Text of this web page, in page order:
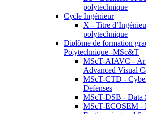
polytechnique
Cycle Ingénieur
X - Titre
polytechnique
Diplôme de formation
Polytechnique -MSc&T
MScT-AIAVC -
Advanced Visual
MScT-CTD -
Defenses
MScT-DSB - Data
MScT-ECOSEM -